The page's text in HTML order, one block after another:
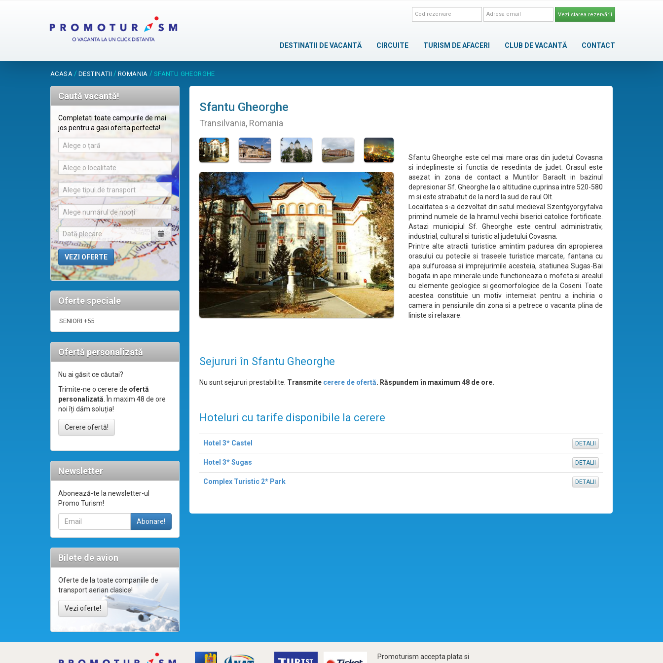
Vezi starea rezervării
DESTINATII DE VACANTĂ CIRCUITE TURISM DE AFACERI CLUB DE VACANTĂ CONTACT
ACASA / DESTINATII / ROMANIA / SFANTU GHEORGHE
Caută vacantă!
Completati toate campurile de mai
jos pentru a gasi oferta perfecta!
Alege o țară
Alege o localitate
Alege tipul de transport
Alege numărul de nopți
Oferte speciale
SENIORI +55
Ofertă personalizată
Nu ai găsit ce căutai?
Trimite-ne o cerere de ofertă
personalizată. În maxim 48 de ore
noi îți dăm soluția!
Cerere ofertă!
Newsletter
Abonează-te la newsletter-ul
Promo Turism!
Bilete de avion
Oferte de la toate companiile de
transport aerian clasice!
Vezi oferte!
Sfantu Gheorghe
Transilvania, Romania
Sfantu Gheorghe este cel mai mare oras din judetul Covasna
si indeplineste si functia de resedinta de judet. Orasul este
asezat in zona de contact a Muntilor Baraolt in bazinul
depresionar Sf. Gheorghe la o altitudine cuprinsa intre 520-580
m si este strabatut de la nord la sud de raul Olt.
Localitatea s-a dezvoltat din satul medieval Szentgyorgyfalva
primind numele de la hramul vechii biserici catolice fortificate.
Astazi municipiul Sf. Gheorghe este centrul administrativ,
industrial, cultural si turistic al judetului Covasna.
Printre alte atractii turistice amintim padurea din apropierea
orasului cu potecile si traseele turistice marcate, fantana cu
apa sulfuroasa si imprejurimile acesteia, statiunea Sugas-Bai
bogata in ape minerale unde functioneaza o mofeta si arealul
cu elemente geologice si geomorfologice de la Coseni. Toate
acestea constituie un motiv intemeiat pentru a inchiria o
camera in pensiunile din zona si a petrece o vacanta plina de
liniste si relaxare.
Sejururi în Sfantu Gheorghe
Nu sunt sejururi prestabilite. Transmite cerere de ofertă. Răspundem în maximum 48 de ore.
Hoteluri cu tarife disponibile la cerere
Hotel 3* Castel DETALII
Hotel 3* Sugas DETALII
Complex Turistic 2* Park DETALII
Promoturism accepta plata si